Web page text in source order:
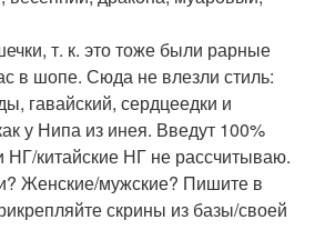
т. к. это тоже были рарные
в шопе. Сюда не влезли стиль:
гавайский, сердцеедки и
у Нипа из инея. Введут 100%
НГ/китайские НГ не рассчитываю.
Женские/мужские? Пишите в
скрины из базы/своей